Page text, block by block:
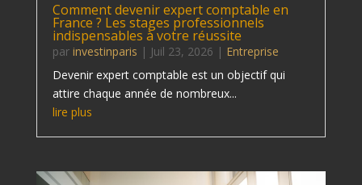
Comment devenir expert comptable en
France ? Les stages professionnels
indispensables à votre réussite
par investinparis | Juil 23, 2026 | Entreprise
Devenir expert comptable est un objectif qui
attire chaque année de nombreux...
lire plus